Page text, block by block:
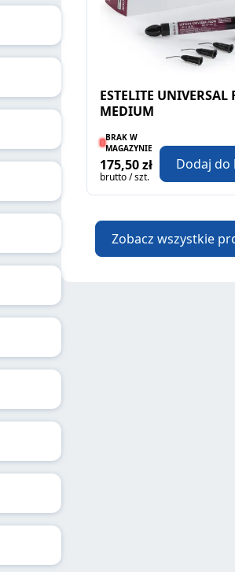
ESTELITE UNIVERSAL
MEDIUM
BRAK W
MAGAZYNIE
175,50 zł
brutto / szt.
Dodaj do
Zobacz wszystkie